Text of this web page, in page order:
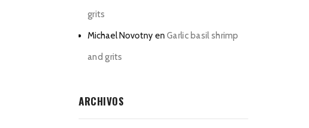
grits
Michael Novotny en Garlic basil shrimp
and grits
ARCHIVOS